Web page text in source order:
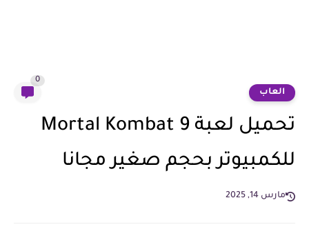
العاب
0
تحميل لعبة Mortal Kombat 9
للكمبيوتر بحجم صغير مجانا
مارس 14, 2025